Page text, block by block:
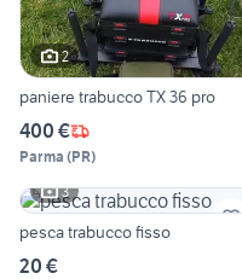
2
paniere trabucco TX 36 pro
400 €
Parma (PR)
3
pesca trabucco fisso
20 €